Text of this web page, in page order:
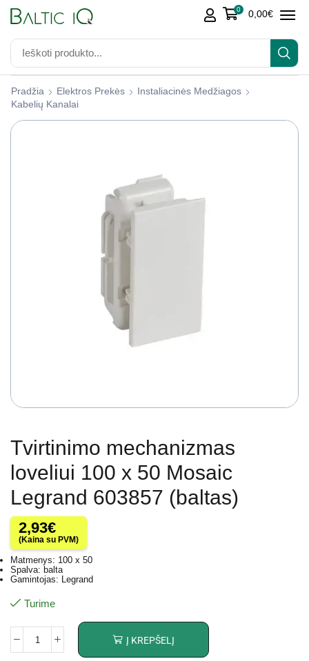
0 0,00€
Pradžia Elektros Prekės
Instaliacinės Medžiagos
Kabelių Kanalai
Tvirtinimo mechanizmas
loveliui 100 x 50 Mosaic
Legrand 603857 (baltas)
2,93€
(Kaina su PVM)
Matmenys: 100 x 50
Spalva: balta
Gamintojas: Legrand
Turime
Į KREPŠELĮ